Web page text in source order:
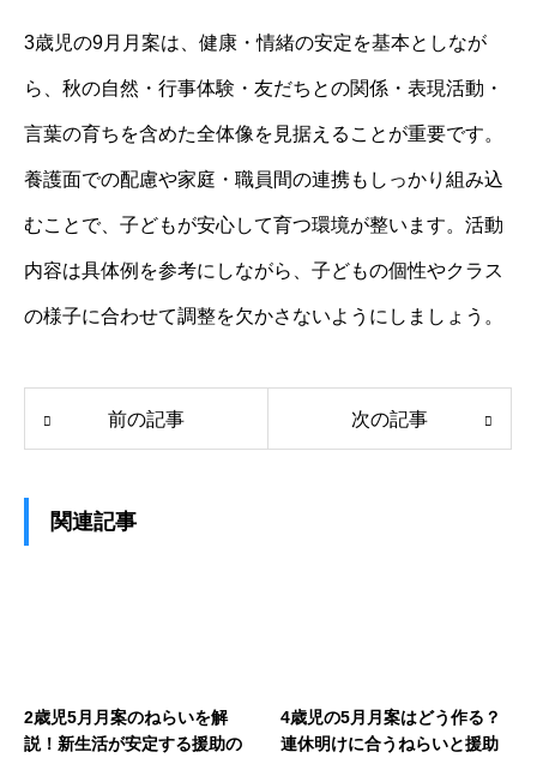
3歳児の9月月案は、健康・情緒の安定を基本としなが
ら、秋の自然・行事体験・友だちとの関係・表現活動・
言葉の育ちを含めた全体像を見据えることが重要です。
養護面での配慮や家庭・職員間の連携もしっかり組み込
むことで、子どもが安心して育つ環境が整います。活動
内容は具体例を参考にしながら、子どもの個性やクラス
の様子に合わせて調整を欠かさないようにしましょう。
前の記事 次の記事
関連記事
2歳児5月月案のねらいを解
説！新生活が安定する援助の
4歳児の5月月案はどう作る？
連休明けに合うねらいと援助